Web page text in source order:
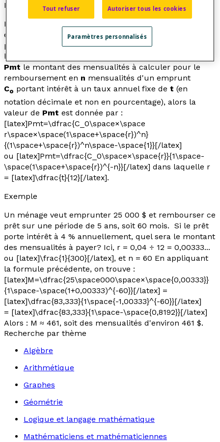
Formule
Le calcul du montant de l'amortissement d'un
emprunt selon les modalités des versements à
pourvoir repose sur le calcul d'expressions
logarithmiques ou exponentielles. Si on désigne par
Pmt le montant des mensualités à calculer pour le
remboursement en n mensualités d'un emprunt
Co portant intérêt à un taux annuel fixe de t (en
notation décimale et non en pourcentage), alors la
valeur de Pmt est donnée par :
[latex]Pmt=\dfrac{C_0\space×\space
r\space×\space(1\space+\space{r})^n}
{(1\space+\space{r})^n\space-\space{1}}[/latex]
ou [latex]Pmt=\dfrac{C_0\space×\space{r}}{1\space-
\space(1\space+\space{r})^{-n}}[/latex] dans laquelle r
= [latex]\dfrac{t}{12}[/latex].
Exemple
Un ménage veut emprunter 25 000 $ et rembourser ce
prêt sur une période de 5 ans, soit 60 mois. Si le prêt
porte intérêt à 4 % annuellement, quel sera le montant
des mensualités à payer? Ici, r = 0,04 ÷ 12 = 0,00333...
ou [latex]\frac{1}{300}[/latex], et n = 60 En appliquant
la formule précédente, on trouve :
[latex]M=\dfrac{25\space000\space×\space{0,00333}}
{1\space-\space(1+0,00333)^{-60}}[/latex] =
[latex]\dfrac{83,333}{1\space{-1,00333}^{-60}}[/latex]
= [latex]\dfrac{83,333}{1\space-\space{0,8192}}[/latex]
Alors : M ≈ 461, soit des mensualités d'environ 461 $.
Recherche par thème
Algèbre
Arithmétique
Graphes
Géométrie
Logique et langage mathématique
Mathématiciens et mathématiciennes
Tout refuser Autoriser tous les cookies
Paramètres personnalisés